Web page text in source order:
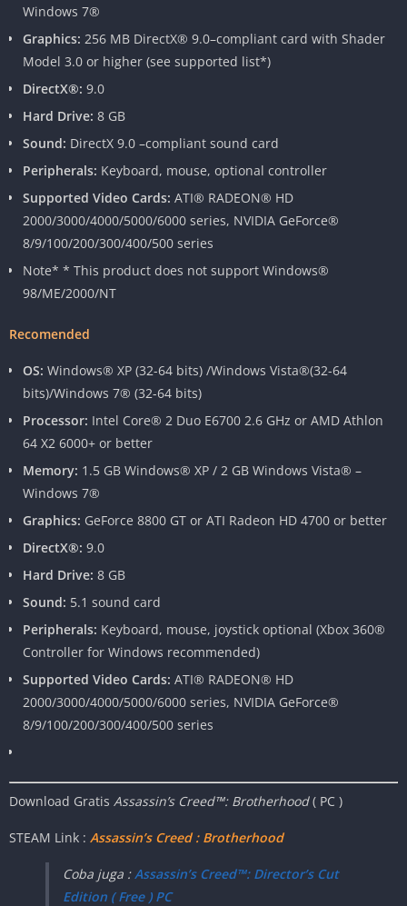
Windows 7®
Graphics: 256 MB DirectX® 9.0–compliant card with Shader
Model 3.0 or higher (see supported list*)
DirectX®: 9.0
Hard Drive: 8 GB
Sound: DirectX 9.0 –compliant sound card
Peripherals: Keyboard, mouse, optional controller
Supported Video Cards: ATI® RADEON® HD
2000/3000/4000/5000/6000 series, NVIDIA GeForce®
8/9/100/200/300/400/500 series
Note* * This product does not support Windows®
98/ME/2000/NT
Recomended
OS: Windows® XP (32-64 bits) /Windows Vista®(32-64
bits)/Windows 7® (32-64 bits)
Processor: Intel Core® 2 Duo E6700 2.6 GHz or AMD Athlon
64 X2 6000+ or better
Memory: 1.5 GB Windows® XP / 2 GB Windows Vista® –
Windows 7®
Graphics: GeForce 8800 GT or ATI Radeon HD 4700 or better
DirectX®: 9.0
Hard Drive: 8 GB
Sound: 5.1 sound card
Peripherals: Keyboard, mouse, joystick optional (Xbox 360®
Controller for Windows recommended)
Supported Video Cards: ATI® RADEON® HD
2000/3000/4000/5000/6000 series, NVIDIA GeForce®
8/9/100/200/300/400/500 series
Download Gratis Assassin’s Creed™: Brotherhood( PC )
STEAM Link : Assassin’s Creed : Brotherhood
Coba juga :Assassin’s Creed™: Director’s Cut
Edition ( Free ) PC